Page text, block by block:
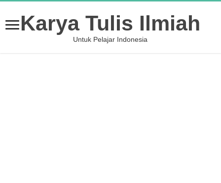
Karya Tulis Ilmiah
Untuk Pelajar Indonesia